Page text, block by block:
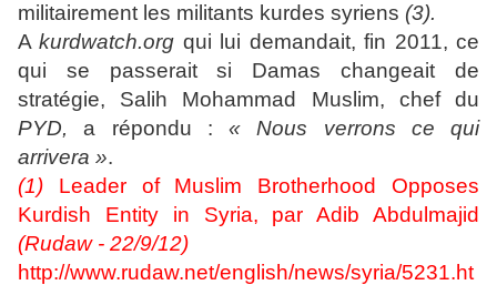
militairement les militants kurdes syriens (3).
Akurdwatch.org qui lui demandait, fin 2011, ce
qui se passerait si Damas changeait de
stratégie, Salih Mohammad Muslim, chef du
PYD, a répondu : « Nous verrons ce qui
arrivera ».
(1)
Leader of Muslim Brotherhood Opposes
Kurdish Entity in Syria, par Adib Abdulmajid
(Rudaw - 22/9/12)
http://www.rudaw.net/english/news/syria/5231.ht